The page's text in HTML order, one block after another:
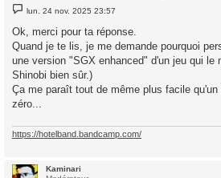
M
s
a
e
lun. 24 nov. 2025 23:57
Ok, merci pour ta réponse.
Quand je te lis, je me demande pourquoi
une version "SGX enhanced" d'un jeu qui le
Shinobi bien sûr.)
Ça me paraît tout de même plus facile qu'un
zéro...
https://hotelband.bandcamp.com/
Kaminari